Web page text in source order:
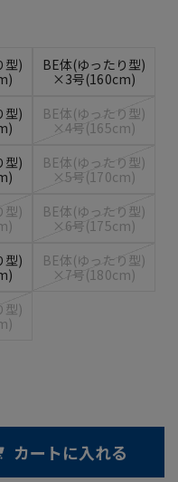
型)
BE体(ゆったり型)
×3号(160cm)
型)
BE体(ゆったり型)
×4号(165cm)
型)
BE体(ゆったり型)
×5号(170cm)
型)
BE体(ゆったり型)
×6号(175cm)
型)
BE体(ゆったり型)
×7号(180cm)
型)
カートに入れる